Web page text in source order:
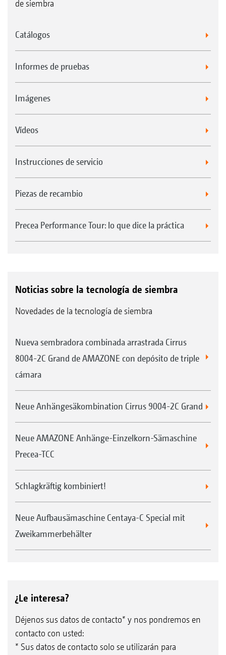
de siembra
Catálogos
Informes de pruebas
Imágenes
Vídeos
Instrucciones de servicio
Piezas de recambio
Precea Performance Tour: lo que dice la práctica
Noticias sobre la tecnología de siembra
Novedades de la tecnología de siembra
Nueva sembradora combinada arrastrada Cirrus
8004-2C Grand de AMAZONE con depósito de triple
cámara
Neue Anhängesäkombination Cirrus 9004-2C Grand
Neue AMAZONE Anhänge-Einzelkorn-Sämaschine
Precea-TCC
Schlagkräftig kombiniert!
Neue Aufbausämaschine Centaya-C Special mit
Zweikammerbehälter
¿Le interesa?
Déjenos sus datos de contacto* y nos pondremos en
contacto con usted:
* Sus datos de contacto solo se utilizarán para